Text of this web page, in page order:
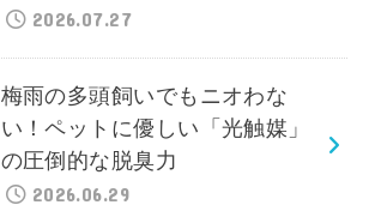
2026.07.27
梅雨の多頭飼いでもニオわな
い！ペットに優しい「光触媒」
の圧倒的な脱臭力
2026.06.29